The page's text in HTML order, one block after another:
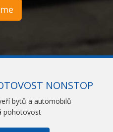
NONSTOP
bytů a automobilů
pohotovost